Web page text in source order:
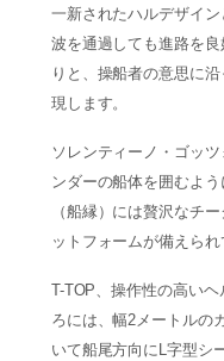
一新されたハルデザイ
波を通過しても進路を
りと、操船者の意思に
現します。
ソレンティーノ・ゴッ
ンダーの船体を囲むよ
（船縁）には贅沢なチ
ットフォームが備えられ
T-TOP、操作性の高い
ろには、幅2メートル
いて船尾方向にL字型シ